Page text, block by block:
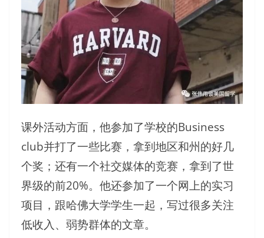
课外活动方面，他参加了学校的Business
club并打了一些比赛，拿到地区和州的好几
个奖；还有一个社交媒体的竞赛，拿到了世
界级的前20%。他还参加了一个网上的实习
项目，跟哈佛大学学生一起，写过很多关注
低收入、弱势群体的文章。